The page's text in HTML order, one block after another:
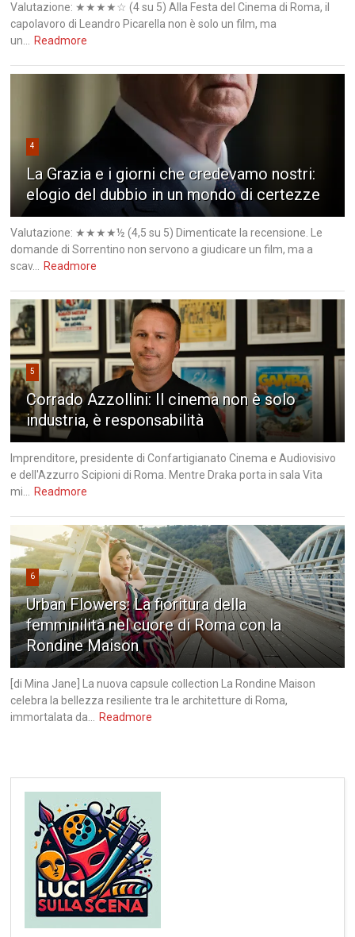
Valutazione: ★★★★☆ (4 su 5) Alla Festa del Cinema di Roma, il
capolavoro di Leandro Picarella non è solo un film, ma
un... Readmore
4
La Grazia e i giorni che credevamo nostri:
elogio del dubbio in un mondo di certezze
Valutazione: ★★★★½ (4,5 su 5) Dimenticate la recensione. Le
domande di Sorrentino non servono a giudicare un film, ma a
scav... Readmore
5
Corrado Azzollini: Il cinema non è solo
industria, è responsabilità
Imprenditore, presidente di Confartigianato Cinema e Audiovisivo
e dell'Azzurro Scipioni di Roma. Mentre Draka porta in sala Vita
mi... Readmore
6
Urban Flowers: La fioritura della
femminilità nel cuore di Roma con la
Rondine Maison
[di Mina Jane] La nuova capsule collection La Rondine Maison
celebra la bellezza resiliente tra le architetture di Roma,
immortalata da... Readmore